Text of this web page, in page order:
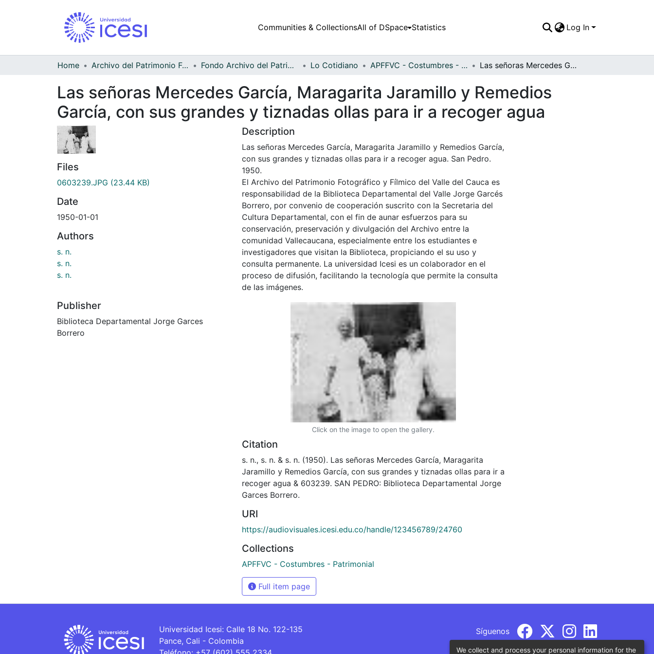
Communities & CollectionsAll of DSpace Statistics Log In
Home Archivo del Patrimonio Fotográfico y Fílmico del Valle del Cauca Fondo Archivo del Patrimonio Fotográfico y Fílmico del Valle del Cauca Lo Cotidiano APFFVC - Costumbres - Patrimonial Las señoras Mercedes García, Maragarita Jaramillo y Remedios García, con sus grandes y tiznadas ollas para ir a recoger agua
Las señoras Mercedes García, Maragarita Jaramillo y Remedios
García, con sus grandes y tiznadas ollas para ir a recoger agua
Files
0603239.JPG (23.44 KB)
Date
1950-01-01
Authors
s. n.
s. n.
s. n.
Publisher
Biblioteca Departamental Jorge Garces
Borrero
Description
Las señoras Mercedes García, Maragarita Jaramillo y Remedios García,
con sus grandes y tiznadas ollas para ir a recoger agua. San Pedro.
1950.
El Archivo del Patrimonio Fotográfico y Fílmico del Valle del Cauca es
responsabilidad de la Biblioteca Departamental del Valle Jorge Garcés
Borrero, por convenio de cooperación suscrito con la Secretaria del
Cultura Departamental, con el fin de aunar esfuerzos para su
conservación, preservación y divulgación del Archivo entre la
comunidad Vallecaucana, especialmente entre los estudiantes e
investigadores que visitan la Biblioteca, propiciando el su uso y
consulta permanente. La universidad Icesi es un colaborador en el
proceso de difusión, facilitando la tecnología que permite la consulta
de las imágenes.
Click on the image to open the gallery.
Citation
s. n., s. n. & s. n. (1950). Las señoras Mercedes García, Maragarita
Jaramillo y Remedios García, con sus grandes y tiznadas ollas para ir a
recoger agua & 603239. SAN PEDRO: Biblioteca Departamental Jorge
Garces Borrero.
URI
https://audiovisuales.icesi.edu.co/handle/123456789/24760
Collections
APFFVC - Costumbres - Patrimonial
Full item page
Universidad Icesi: Calle 18 No. 122-135
Pance, Cali - Colombia
Síguenos
We collect and process your personal information for the